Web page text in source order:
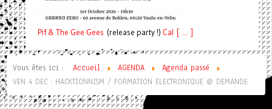
Pif& The Gee Gees (release party !) Cal [ ... ]
Vous êtes ici : Accueil AGENDA
Agenda passé
VEN 4 DEC : HACKTIONNISM / FORMATION ELECTRONIQUE @ DEMANDE